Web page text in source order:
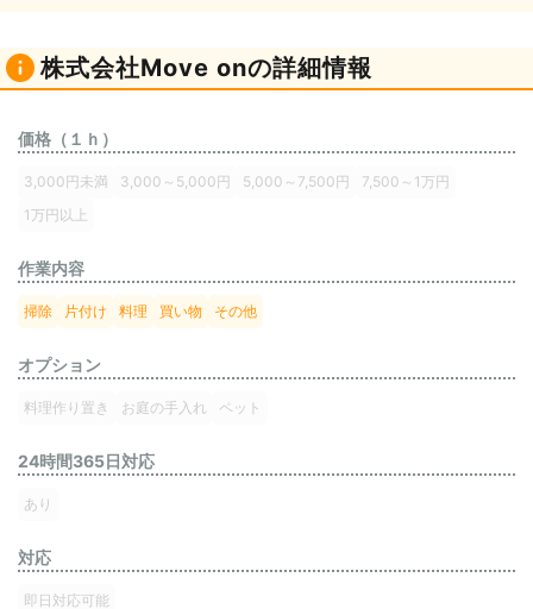
株式会社Move onの詳細情報
価格（１ｈ）
3,000円未満 3,000～5,000円 5,000～7,500円
7,500～1万円
1万円以上
作業内容
掃除 片付け 料理 買い物 その他
オプション
料理作り置き お庭の手入れ ペット
24時間365日対応
あり
対応
即日対応可能